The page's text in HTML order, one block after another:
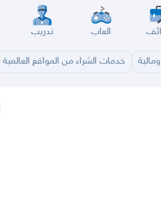
العاب تدريب
خدمات الشراء من المواقع العالمية